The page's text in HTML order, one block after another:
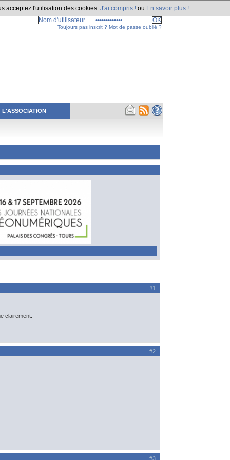
acceptez l'utilisation des cookies. J'ai compris ! ou En savoir plus !
L'ASSOCIATION
Toujours pas inscrit ? Mot de passe oublié ?
#1
clairement.
#2
#3